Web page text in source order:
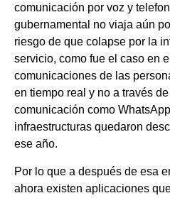
comunicación por voz y
gubernamental no viaja aún
riesgo de que colapse por la
servicio, como fue el caso en
comunicaciones de las
en tiempo real y no a través
comunicación como
infraestructuras quedaron
ese año.
Por lo que a después de esa
ahora existen aplicaciones